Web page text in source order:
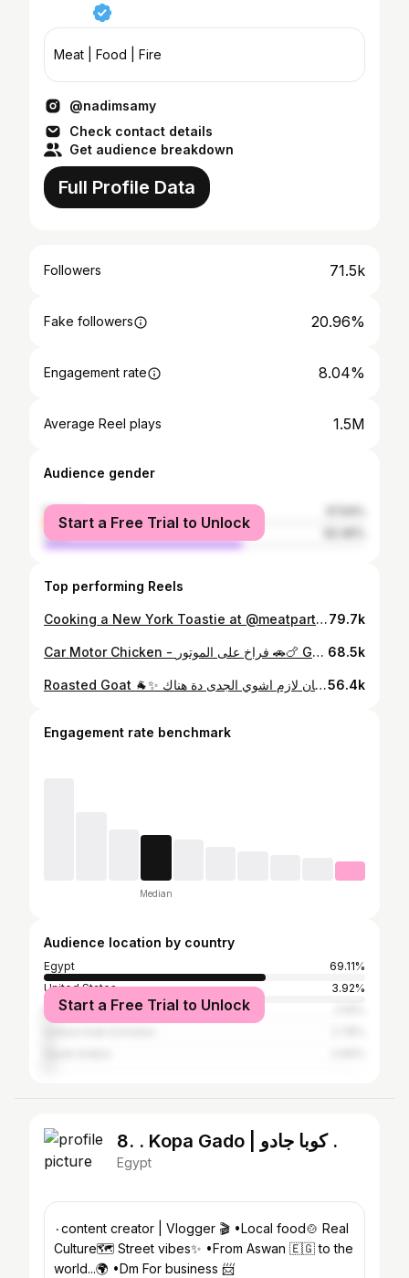
Meat | Food | Fire
@nadimsamy
Check contact details
Get audience breakdown
Full Profile Data
Followers 71.5k
Fake followers 20.96%
Engagement rate 8.04%
Average Reel plays 1.5M
Audience gender
female
male
Start a Free Trial to Unlock
Top performing Reels
Cooking a New York Toastie at @meatpartyburgers 🍞✨ رحتلهم يعملولي نيويورك ساندويتش بالتوست بتاعي Saying yes to my intrusive thoughts✨ Part 279.7k
Car Motor Chicken - فراخ على الموتور 🚗🍗 George was hungry, so I had to do it. #chicken #car 68.5k
Roasted Goat 🐐✨ جدى مشوي اخدت چورچ معايا قصر الكبابجي عشان كان لازم اشوي الجدى دة هناك… I had to do it56.4k
Engagement rate benchmark
Median
Audience location by country
Egypt
69.11%
United States
3.92%
Belgium
Start a Free Trial to Unlock
8. . Kopa Gado | كوبا جادو .
Egypt
٠content creator | Vlogger 🎬 •Local food🍲 Real
Culture🗺️ Street vibes✨ •From Aswan 🇪🇬 to the
world...🌍 •Dm For business 📨